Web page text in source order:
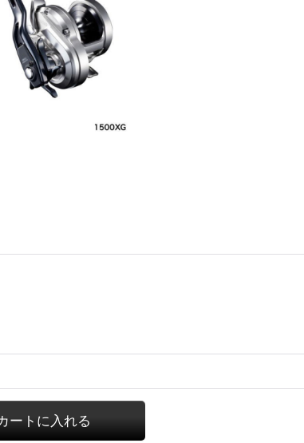
ートに入れる